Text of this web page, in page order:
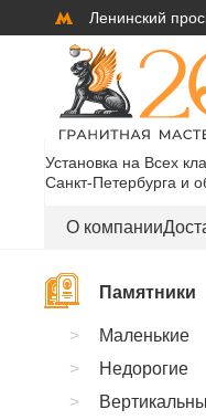
Ленинский
Установка на Всех
Санкт-Петербурга и
О компании
Памятники
Маленькие
Недорогие